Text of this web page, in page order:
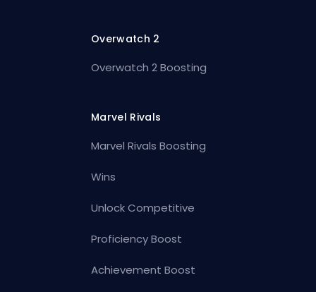
Overwatch 2
Overwatch 2 Boosting
Marvel Rivals
Marvel Rivals Boosting
Wins
Unlock Competitive
Proficiency Boost
Achievement Boost